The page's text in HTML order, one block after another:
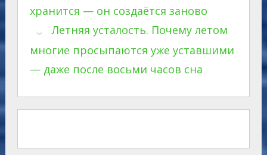
хранится — он создаётся заново
Летняя усталость. Почему летом
многие просыпаются уже уставшими
— даже после восьми часов сна